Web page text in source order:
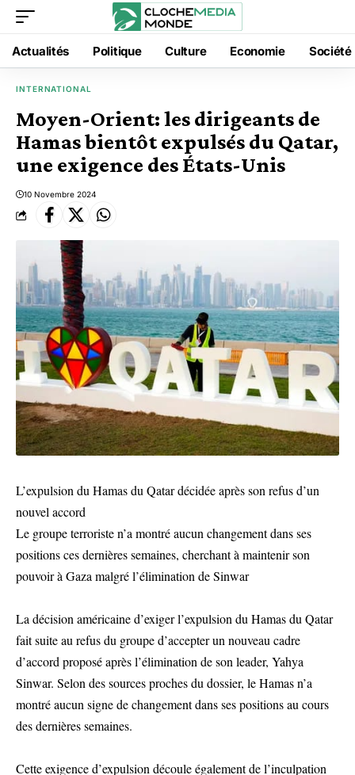
Actualités Politique Culture Economie Société
INTERNATIONAL
Moyen-Orient: les dirigeants de
Hamas bientôt expulsés du Qatar,
une exigence des États-Unis
10 Novembre 2024
L’expulsion du Hamas du Qatar décidée après son refus d’un
nouvel accord
Le groupe terroriste n’a montré aucun changement dans ses
positions ces dernières semaines, cherchant à maintenir son
pouvoir à Gaza malgré l’élimination de Sinwar
La décision américaine d’exiger l’expulsion du Hamas du Qatar
fait suite au refus du groupe d’accepter un nouveau cadre
d’accord proposé après l’élimination de son leader, Yahya
Sinwar. Selon des sources proches du dossier, le Hamas n’a
montré aucun signe de changement dans ses positions au cours
des dernières semaines.
Cette exigence d’expulsion découle également de l’inculpation